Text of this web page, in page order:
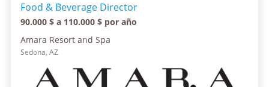
Food & Beverage Director
90.000 $ a 110.000 $ por año
Amara Resort and Spa
Sedona, AZ